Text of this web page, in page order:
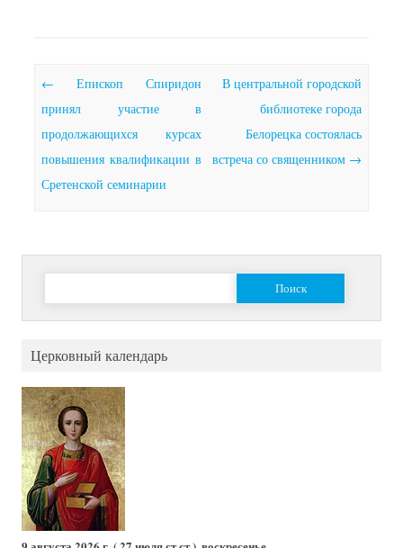
Почтовая навигация
← Епископ Спиридон
принял участие в
продолжающихся курсах
повышения квалификации в
Сретенской семинарии
В центральной городской
библиотеке города
Белорецка состоялась
встреча со священником →
Найти:
Церковный календарь